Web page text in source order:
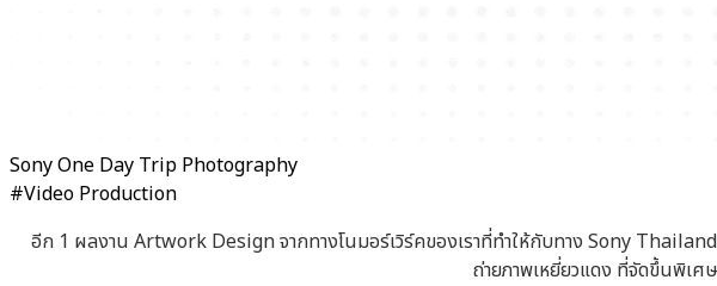
Sony One Day Trip Photography
#Video Production
อีก 1 ผลงาน Artwork Design จากทางโนมอร์เวิร์คของเราที่ทำให้กับทาง Sony
ถ่ายภาพเหยี่ยวแดง ที่จัดขึ้นพิเ